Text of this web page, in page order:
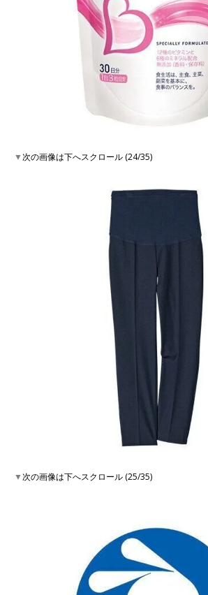
▼次の画像は下へスクロール (24/35)
▼次の画像は下へスクロール (25/35)